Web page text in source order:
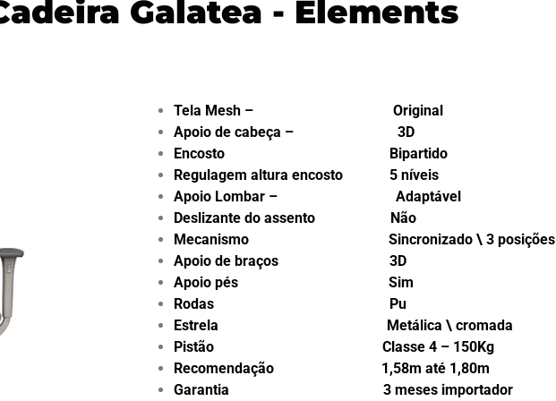
Galatea - Elements
Tela Mesh – Original
Apoio de cabeça – 3D
Encosto Bipartido
Regulagem altura encosto 5 níveis
Apoio Lombar – Adaptável
Deslizante do assento Não
Mecanismo Sincronizado \ 3 posições
Apoio de braços 3D
Apoio pés Sim
Rodas Pu
Estrela Metálica \ cromada
Pistão Classe 4 – 150Kg
Recomendação 1,58m até 1,80m
Garantia 3 meses importador